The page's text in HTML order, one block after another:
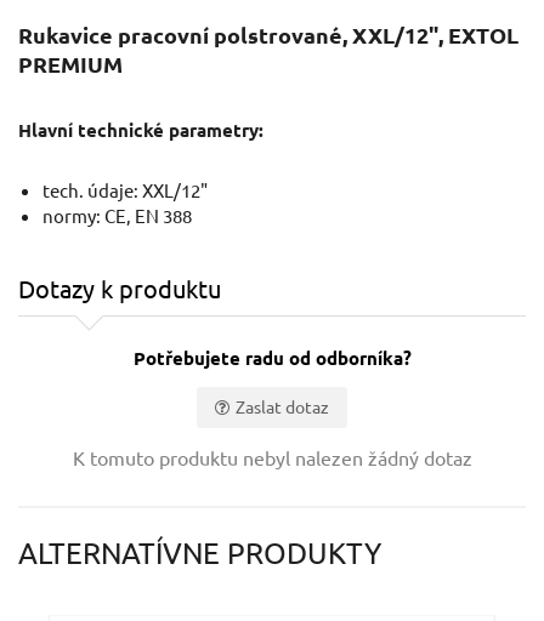
Rukavice pracovní polstrované, XXL/12", EXTOL
PREMIUM
Hlavní technické parametry:
tech. údaje: XXL/12"
normy: CE, EN 388
Dotazy k produktu
Potřebujete radu od odborníka?
Zaslat dotaz
K tomuto produktu nebyl nalezen žádný dotaz
ALTERNATÍVNE PRODUKTY